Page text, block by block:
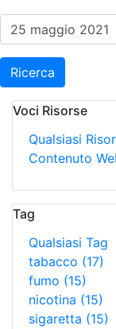
Ricerca
Voci Risorse
Qualsiasi
Contenuto
Tag
Qualsiasi Tag
tabacco (17)
fumo (15)
nicotina (15)
sigaretta (15)